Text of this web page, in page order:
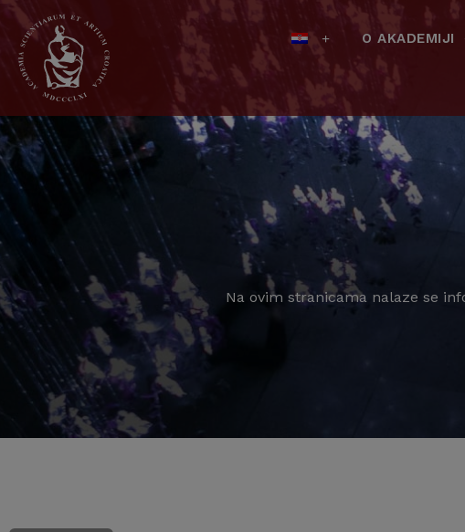
O AKADEMIJI
Na ovim stranicama nalaze se